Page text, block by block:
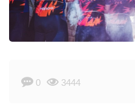
0 3444